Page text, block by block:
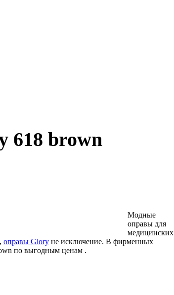
618 brown
Модные
оправы для
медицинских
оправы Glory не исключение. В фирменных
по выгодным ценам .